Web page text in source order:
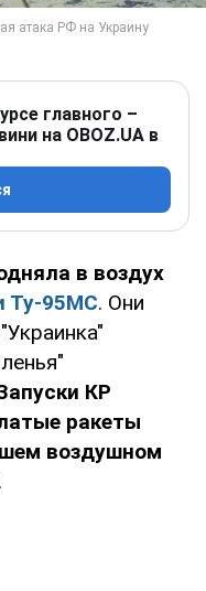
главного –
на OBOZ.UA в
в воздух
Ту-95МС. Они
КР
ракеты
воздушном
.